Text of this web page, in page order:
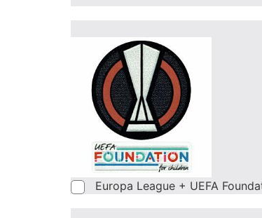
Europa League + UEFA